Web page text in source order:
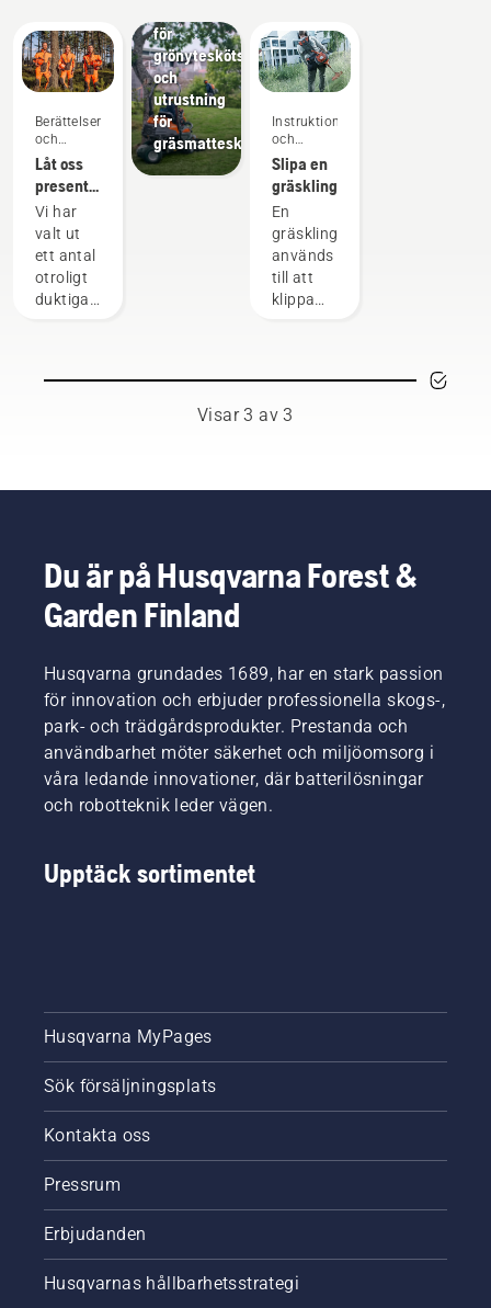
Berättelser
och
inspiration
Låt oss
presentera
Husqvarnas
H-Team
– våra
mest
krävande
Vi har
valt ut
ett antal
otroligt
duktiga
bland
parkskötsel.
Tillsammans
utgör de
vårt H-
Och de
ställer
otroligt
höga
krav på
sin
utrustning.
för
grönyteskötsel
och
utrustning
för
gräsmatteskötsel
Instruktioner
och
guider
Slipa en
gräsklinga
En
gräsklinga
används
till att
klippa
en
grästrimmer
klipper
tjockt
effektivt.
Titta på
den här
korta
videon
om hur
Visar 3 av 3
Du är på Husqvarna Forest &
Garden Finland
Husqvarna grundades 1689, har en stark passion
för innovation och erbjuder professionella skogs-,
park- och trädgårdsprodukter. Prestanda och
användbarhet möter säkerhet och miljöomsorg i
våra ledande innovationer, där batterilösningar
och robotteknik leder vägen.
Upptäck sortimentet
Husqvarna MyPages
Sök försäljningsplats
Kontakta oss
Pressrum
Erbjudanden
Husqvarnas hållbarhetsstrategi